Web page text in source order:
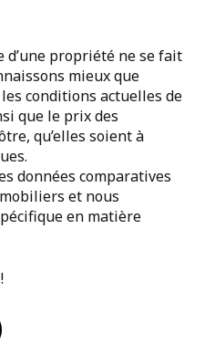
propriété ne se fait
mieux que
conditions actuelles de
que le prix des
qu’elles soient à
données comparatives
et nous
en matière